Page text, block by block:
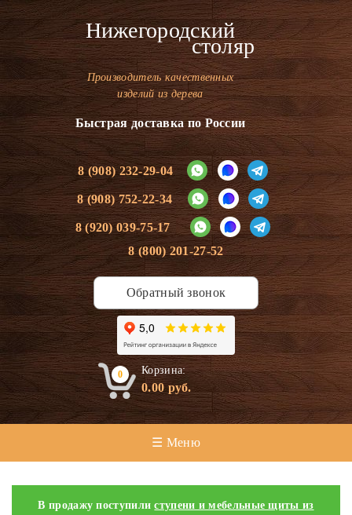
Нижегородский
столяр
Производитель качественных
изделий из дерева
Быстрая доставка по России
8 (908) 232-29-04
8 (908) 752-22-34
8 (920) 039-75-17
8 (800) 201-27-52
Обратный звонок
0 Корзина:
0.00руб.
☰ Меню
В продажу поступилиступени и мебельные щиты из